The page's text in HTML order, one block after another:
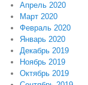
Апрель 2020
Март 2020
Февраль 2020
Январь 2020
Декабрь 2019
Ноябрь 2019
Октябрь 2019